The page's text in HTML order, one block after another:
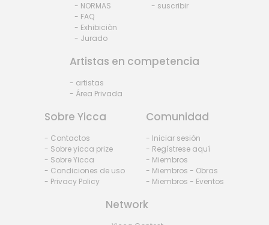
- NORMAS
- FAQ
- Exhibiciòn
- Jurado
- suscribir
Artistas en competencia
- artistas
- Área Privada
Sobre Yicca
- Contactos
- Sobre yicca prize
- Sobre Yicca
- Condiciones de uso
- Privacy Policy
Comunidad
- Iniciar sesión
- Regístrese aquí
- Miembros
- Miembros - Obras
- Miembros - Eventos
Network